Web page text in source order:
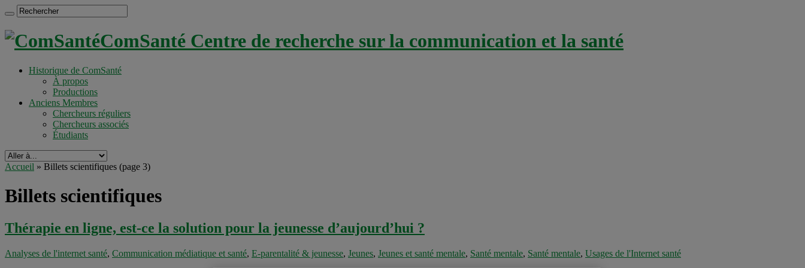
ComSanté Centre de recherche sur la communication et la santé
Historique de ComSanté
À propos
Productions
Anciens Membres
Chercheurs réguliers
Chercheurs associés
Étudiants
Accueil » Billets scientifiques (page 3)
Billets scientifiques
Thérapie en ligne, est-ce la solution pour la jeunesse d’aujourd’hui ?
Analyses de l'internet santé, Communication médiatique et santé, E-parentalité & jeunesse, Jeunes, Jeunes et santé mentale, Santé mentale, Santé mentale, Usages de l'Internet santé